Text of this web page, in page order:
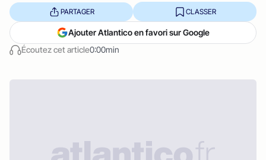
Écoutez cet article0:00min
PARTAGER CLASSER
Ajouter Atlantico en favori sur Google